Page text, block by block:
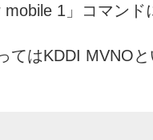
1」コマンド
はKDDI MVNO